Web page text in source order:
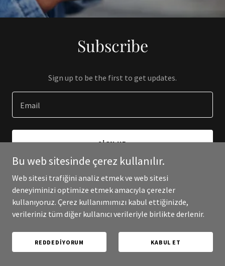
Subscribe
Sign up to be the first to get updates.
Email
SIGN UP
Telif Hakkı © 2025 Online Hile - Tüm Hakları Saklıdır.
Bu web sitesinde çerez kullanılır.
Web sitesi trafiğini analiz etmek ve web sitesi
deneyiminizi optimize etmek amacıyla çerezler
kullanıyoruz. Çerez kullanımımızı kabul ettiğinizde,
verileriniz tüm diğer kullanıcı verileriyle birlikte derlenir.
REDDEDIYORUM KABUL ET